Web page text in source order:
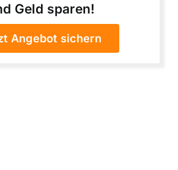
Geld sparen!
Angebot sichern